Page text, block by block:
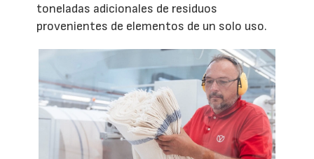
toneladas adicionales de residuos
provenientes de elementos de un solo uso.